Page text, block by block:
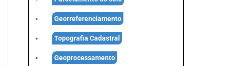
Georreferenciamento
Topografia Cadastral
Geoprocessamento